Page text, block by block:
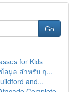
Go
for Kids
อมูล สำหรับ ฤ...
and...